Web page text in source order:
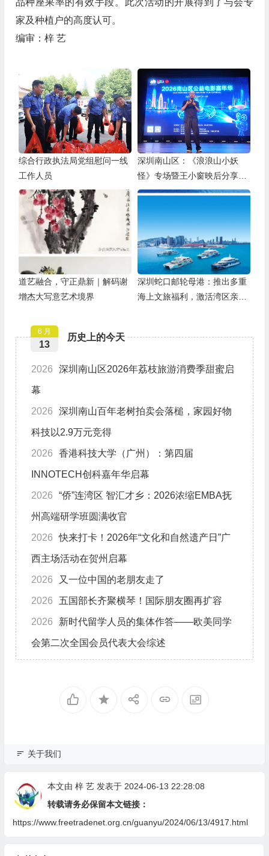
家及种植户的高度认可。
编审：梓 艺
综合行政执法局党组慰问一线
工作人员
深圳南山区：《浪浪山小妖
怪》专场暨王小窗映后分享会
举办
道艺融合，守正鼎新｜解码谢
增杰大写意艺术境界
深圳蛇口邮轮母港：推出多重
海上文旅福利，激活湾区亲子
历史上的今天
6 月
13
2026 深圳南山区2026年荔枝旅游消费季甜蜜启
幕
2026 深圳南山百年老树拍卖会落槌，家园好物
科技以2.9万元竞得
2026 香港科技大学（广州）：第四届
INNOTECH创科嘉年华启幕
2026 “侨”连湾区 智汇才乡：2026浓缩EMBA抚
州高端研学班圆满收官
2026 快来打卡！2026年“文化和自然遗产日”广
西主场活动在贺州启幕
2026 又一位中国的老朋友走了
2026 五国部长齐聚横琴！国际朋友圈再扩容
2026 新时代留学人员的集体作答——欧美同学
会第二次全国会员代表大会综述
关于我们
本文由 梓 艺发表于 2024-06-13 22:28:08
转载请务必保留本文链接：
https://www.freetradenet.org.cn/guanyu/2024/06/13/4917.html